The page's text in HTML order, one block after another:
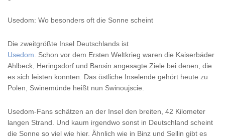
Usedom: Wo besonders oft die Sonne scheint
Die zweitgrößte Insel Deutschlands ist
Usedom . Schon vor dem Ersten Weltkrieg waren die Kaiserbäder
Ahlbeck, Heringsdorf und Bansin angesagte Ziele bei denen, die
es sich leisten konnten. Das östliche Inselende gehört heute zu
Polen, Swinemünde heißt nun Swinoujscie.
Usedom-Fans schätzen an der Insel den breiten, 42 Kilometer
langen Strand. Und kaum irgendwo sonst in Deutschland scheint
die Sonne so viel wie hier. Ähnlich wie in Binz und Sellin gibt es